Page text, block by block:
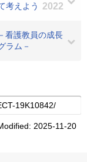
考えよう
2022
看護教員の成長
ラム－
2025-11-20